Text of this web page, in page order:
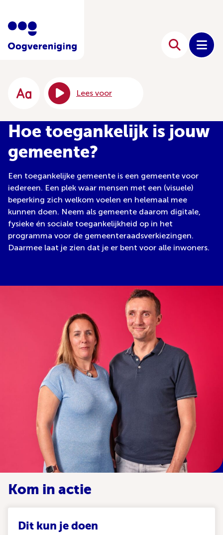
Lees voor
Hoe toegankelijk is jouw
gemeente?
Een toegankelijke gemeente is een gemeente voor
iedereen. Een plek waar mensen met een (visuele)
beperking zich welkom voelen en helemaal mee
kunnen doen. Neem als gemeente daarom digitale,
fysieke én sociale toegankelijkheid op in het
programma voor de gemeenteraadsverkiezingen.
Daarmee laat je zien dat je er bent voor alle inwoners.
Kom in actie
Dit kun je doen